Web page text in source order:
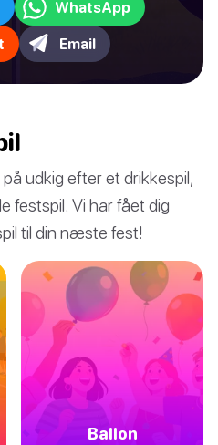
WhatsApp
Email
udkig efter et drikkespil,
festspil. Vi har fået dig
til din næste fest!
Ballon